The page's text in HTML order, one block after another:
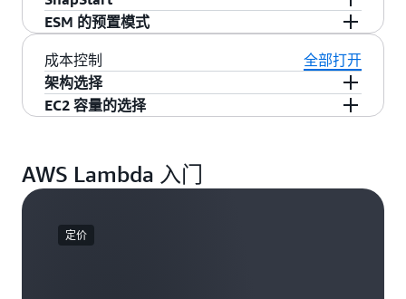
还支持通过Lambda 扩展
无缝
用程序进行监控和故障排查。
验。此外，像Kiro
这样的工具通过人工智能功能
可隔离个人租户或调用函数的最终用户的请求处
理，从而可以轻松构建需要在个人租户级别进行
执行环境隔离的多租户应用程序。这些执行环境
在网络隔离的 Amazon VPC 内运行，并由
Lambda 管理，其中的网络入口严格限于 Lambda
和未经授权的访问。要了解更多信息，请访问
档。
息，请参阅范围内的全部服务
AWS Lambda 提供预置的并发，以保持 Lambda
函数的初始化且做好充分准备，从而确保稳定的
启动性能和最小的冷启动延迟。
AWS LambdaSnapStart可将 Java 的启动性能提
高多达 10 倍、将 Python 和.NET 的启动性能从几
秒钟缩短到亚秒以下，无需或只需极少地对函数
代码进行更改。
ESM 的预置模式
Lambda 事件源映射（ESM）的
允许您为
事件源连接器配置吞吐量，从而优化 Apache
Kafka 事件源的性能，包括
和自行
成本控制
全部打开
架构选择
AWS Lambda 可灵活切换选择 x86 或 ARM 处理器
轻松切换架构，从而得以根据特定工作负载所需
选择最具成本效率的选项。
EC2 容量的选择
扩展到在各种 EC2 计算实例上运行函数，解锁专
用工作负载并提高成本效率。由此，您可以全面
系统和运行时补丁到内置路由、负载均衡和基于
选择的扩缩参数的自动扩缩。您可以保留熟悉的
AWS Lambda 入门
定价